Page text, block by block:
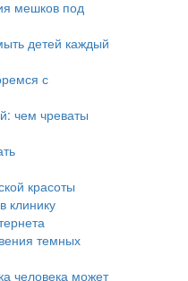
мешков под
детей каждый
с
чем чреваты
красоты
клинику
темных
человека может